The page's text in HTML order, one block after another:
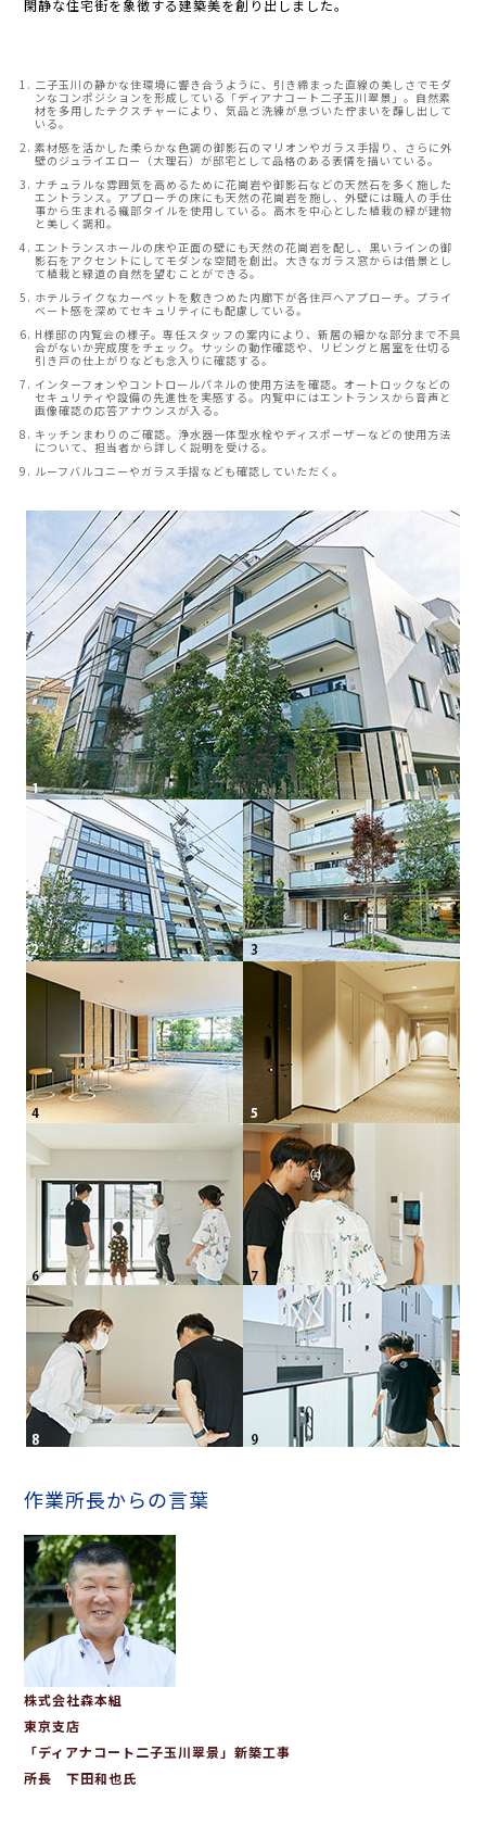
閑静な住宅街を象徴する建築美を創り出しました。
二子玉川の静かな住環境に響き合うように、引き締まった直線の美しさでモダ
ンなコンポジションを形成している「ディアナコート二子玉川翠景」。自然素
材を多用したテクスチャーにより、気品と洗練が息づいた佇まいを醸し出して
いる。
素材感を活かした柔らかな色調の御影石のマリオンやガラス手摺り、さらに外
壁のジュライエロー（大理石）が邸宅として品格のある表情を描いている。
ナチュラルな雰囲気を高めるために花崗岩や御影石などの天然石を多く施した
エントランス。アプローチの床にも天然の花崗岩を施し、外壁には職人の手仕
事から生まれる織部タイルを使用している。高木を中心とした植栽の緑が建物
と美しく調和。
エントランスホールの床や正面の壁にも天然の花崗岩を配し、黒いラインの御
影石をアクセントにしてモダンな空間を創出。大きなガラス窓からは借景とし
て植栽と緑道の自然を望むことができる。
ホテルライクなカーペットを敷きつめた内廊下が各住戸へアプローチ。プライ
ベート感を深めてセキュリティにも配慮している。
H様邸の内覧会の様子。専任スタッフの案内により、新居の細かな部分まで不具
合がないか完成度をチェック。サッシの動作確認や、リビングと居室を仕切る
引き戸の仕上がりなども念入りに確認する。
インターフォンやコントロールパネルの使用方法を確認。オートロックなどの
セキュリティや設備の先進性を実感する。内覧中にはエントランスから音声と
画像確認の応答アナウンスが入る。
キッチンまわりのご確認。浄水器一体型水栓やディスポーザーなどの使用方法
について、担当者から詳しく説明を受ける。
ルーフバルコニーやガラス手摺なども確認していただく。
作業所長からの言葉
株式会社森本組
東京支店
「ディアナコート二子玉川翠景」新築工事
所長 下田和也氏